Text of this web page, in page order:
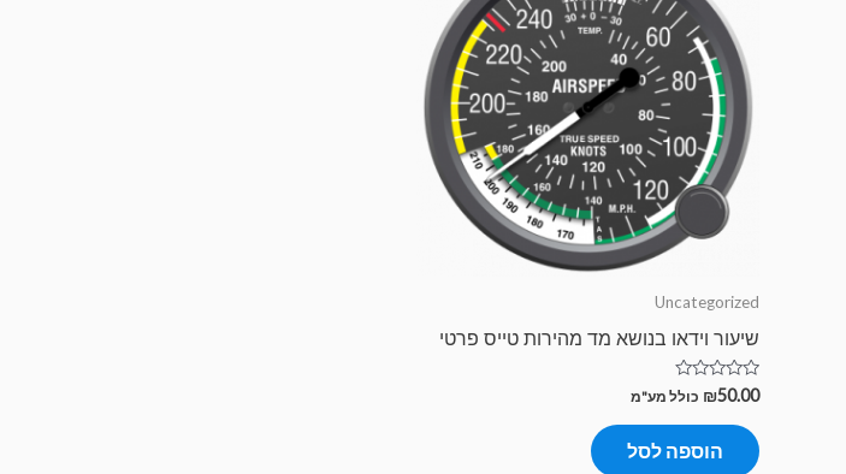
Uncategorized
שיעור וידאו בנושא מד מהירות טייס פרטי
דורג
0
מתוך
5
₪50.00 כולל מע"מ
הוספה לסל